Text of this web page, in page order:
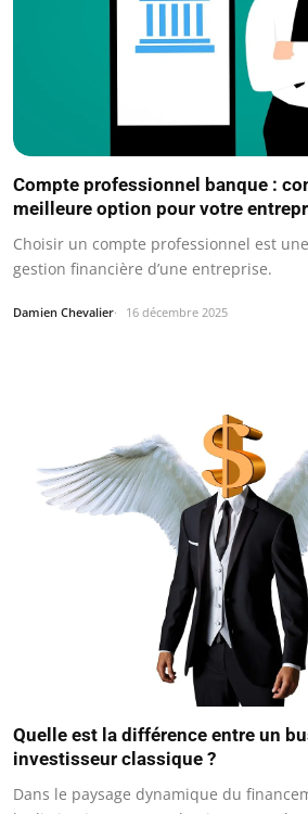
Compte professionnel banque :
meilleure option pour votre
Choisir un compte professionnel est
gestion financière d’une entreprise.
Damien Chevalier 16 décembre 2025
Quelle est la différence entre un
investisseur classique ?
Dans le paysage dynamique du